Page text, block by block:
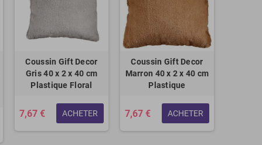
Coussin Gift Decor
Gris 40 x 2 x 40 cm
Plastique Floral
7,67 € ACHETER
Coussin Gift Decor
Marron 40 x 2 x 40 cm
Plastique
7,67 € ACHETER